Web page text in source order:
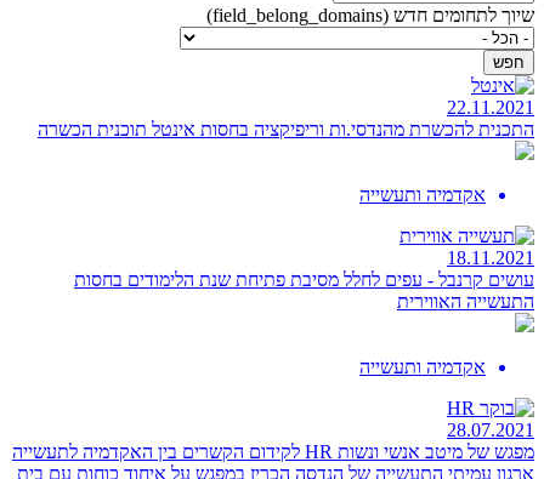
שיוך לתחומים חדש (field_belong_domains)
22.11.2021
התכנית להכשרת מהנדסי.ות וריפיקציה בחסות אינטל תוכנית הכשרה
אקדמיה ותעשייה
18.11.2021
עושים קרנבל - עפים לחלל מסיבת פתיחת שנת הלימודים בחסות
התעשייה האווירית
אקדמיה ותעשייה
28.07.2021
מפגש של מיטב אנשי ונשות HR לקידום הקשרים בין האקדמיה לתעשייה
ארגון עמיתי התעשייה של הנדסה הכריז במפגש על איחוד כוחות עם בית